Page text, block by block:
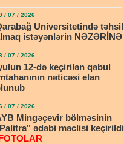
/ 07 / 2026
Universitetində təhsil
istəyənlərin NƏZƏRİNƏ
/ 07 / 2026
12-də keçirilən qəbul
nəticəsi elan
/ 07 / 2026
Mingəçevir bölməsinin
ədəbi məclisi keçirildi